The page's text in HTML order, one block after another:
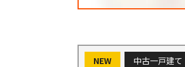
NEW 中古一戸建て